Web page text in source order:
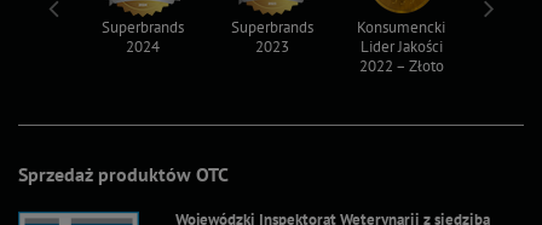
Sprzedaż produktów OTC
Wojewódzki Inspektorat Weterynarii z siedzibą
Superbrands
2024
Superbrands
2023
Konsumencki
Lider Jakości
2022 – Złoto